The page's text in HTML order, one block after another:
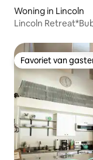
Woning in Lincoln
Lincoln
Favoriet van
Favoriet van